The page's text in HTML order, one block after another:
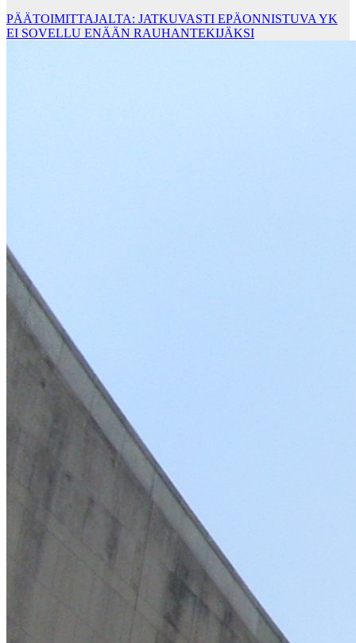
PÄÄTOIMITTAJALTA: JATKUVASTI EPÄONNISTUVA YK
EI SOVELLU ENÄÄN RAUHANTEKIJÄKSI